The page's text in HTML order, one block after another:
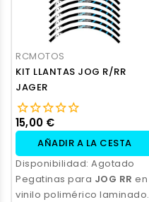
RCMOTOS
KIT LLANTAS JOG R/RR
JAGER
15,00 €
AÑADIR A LA CESTA
Disponibilidad: Agotado
Pegatinas para JOG RR en
vinilo polimérico laminado,